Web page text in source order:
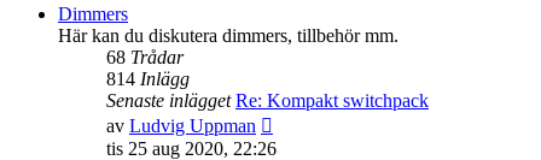
inlägget
Dimmers
Här kan du diskutera dimmers, tillbehör mm.
68 Trådar
814 Inlägg
Senaste inlägget Re: Kompakt switchpack
av Ludvig Uppman
till
tis 25 aug 2020, 22:26